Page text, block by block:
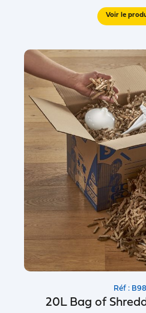
Voir le
Réf :
20L Bag of